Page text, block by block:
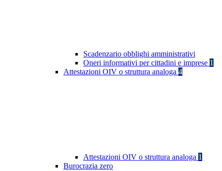
Scadenzario obblighi amministrativi
Oneri informativi per cittadini e imprese 1
Attestazioni OIV o struttura analoga 4
Attestazioni OIV o struttura analoga 1
Burocrazia zero